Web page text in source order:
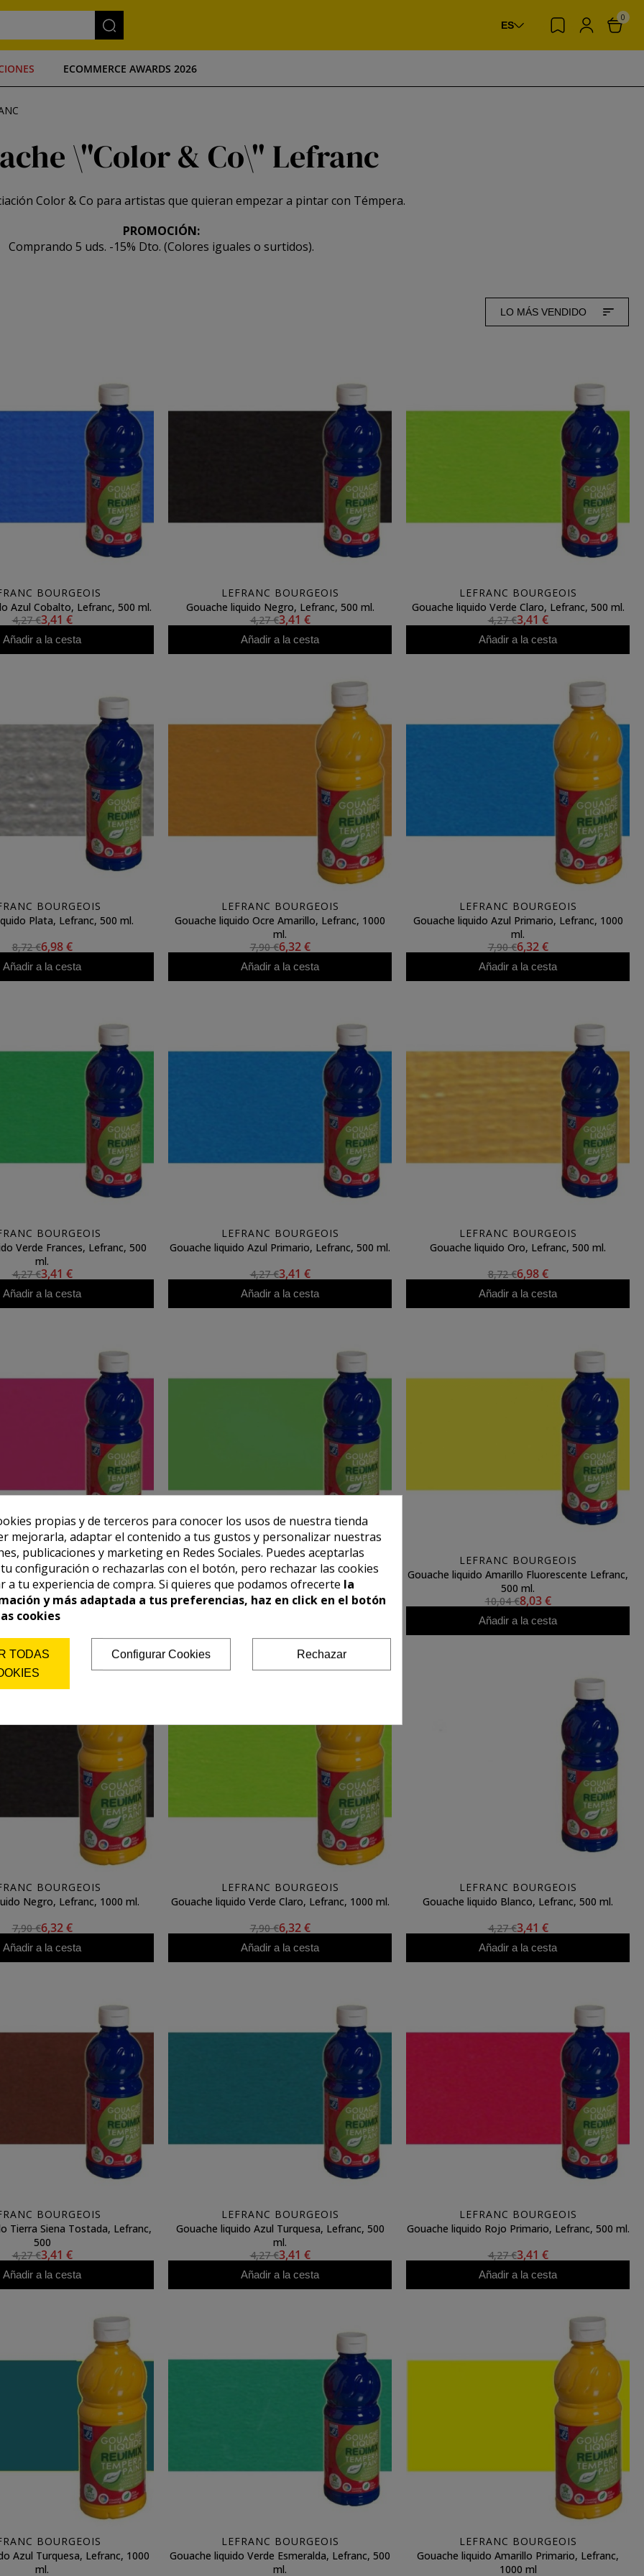
ES
0
ECOMMERCE AWARDS 2026
\"Color & Co\" Lefranc
Color & Co para artistas que quieran empezar a pintar con Témpera.
PROMOCIÓN:
Comprando 5 uds. -15% Dto. (Colores iguales o surtidos).
LO MÁS VENDIDO
BOURGEOIS
Azul Cobalto, Lefranc, 500 ml.
4,27 €3,41 €
Añadir a la cesta
LEFRANC BOURGEOIS
Gouache liquido Negro, Lefranc, 500 ml.
4,27 €3,41 €
Añadir a la cesta
LEFRANC BOURGEOIS
Gouache liquido Verde Claro, Lefranc, 500 ml.
4,27 €3,41 €
Añadir a la cesta
BOURGEOIS
Plata, Lefranc, 500 ml.
8,72 €6,98 €
Añadir a la cesta
LEFRANC BOURGEOIS
Gouache liquido Ocre Amarillo, Lefranc, 1000
ml.
7,90 €6,32 €
Añadir a la cesta
LEFRANC BOURGEOIS
Gouache liquido Azul Primario, Lefranc, 1000
ml.
7,90 €6,32 €
Añadir a la cesta
BOURGEOIS
Verde Frances, Lefranc, 500
ml.
4,27 €3,41 €
Añadir a la cesta
LEFRANC BOURGEOIS
Gouache liquido Azul Primario, Lefranc, 500 ml.
4,27 €3,41 €
Añadir a la cesta
LEFRANC BOURGEOIS
Gouache liquido Oro, Lefranc, 500 ml.
8,72 €6,98 €
Añadir a la cesta
BOURGEOIS
Rosa Fluorescente Lefranc,
500 ml.
10,04 €8,03 €
Añadir a la cesta
LEFRANC BOURGEOIS
Gouache liquido Verde Fluorescente Lefranc,
500 ml.
10,04 €8,03 €
LEFRANC BOURGEOIS
Gouache liquido Amarillo Fluorescente Lefranc,
500 ml.
10,04 €8,03 €
Añadir a la cesta
BOURGEOIS
Negro, Lefranc, 1000 ml.
7,90 €6,32 €
Añadir a la cesta
LEFRANC BOURGEOIS
Gouache liquido Verde Claro, Lefranc, 1000 ml.
7,90 €6,32 €
Añadir a la cesta
LEFRANC BOURGEOIS
Gouache liquido Blanco, Lefranc, 500 ml.
4,27 €3,41 €
Añadir a la cesta
BOURGEOIS
Tierra Siena Tostada, Lefranc,
500
4,27 €3,41 €
Añadir a la cesta
LEFRANC BOURGEOIS
Gouache liquido Azul Turquesa, Lefranc, 500
ml.
4,27 €3,41 €
Añadir a la cesta
LEFRANC BOURGEOIS
Gouache liquido Rojo Primario, Lefranc, 500 ml.
4,27 €3,41 €
Añadir a la cesta
BOURGEOIS
Azul Turquesa, Lefranc, 1000
ml.
LEFRANC BOURGEOIS
Gouache liquido Verde Esmeralda, Lefranc, 500
ml.
LEFRANC BOURGEOIS
Gouache liquido Amarillo Primario, Lefranc,
1000 ml
propias y de terceros para conocer los usos de nuestra tienda
mejorarla, adaptar el contenido a tus gustos y personalizar nuestras
publicaciones y marketing en Redes Sociales. Puedes aceptarlas
configuración o rechazarlas con el botón, pero rechazar las cookies
a tu experiencia de compra. Si quieres que podamos ofrecerte la
y más adaptada a tus preferencias, haz en click en el botón
cookies
TODAS
Configurar Cookies Rechazar